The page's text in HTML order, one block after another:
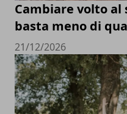
Cambiare volto al
basta meno di
21/12/2026